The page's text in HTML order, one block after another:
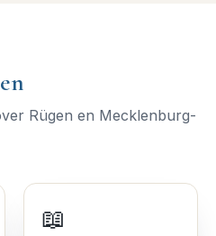
Rügen en Mecklenburg-
📖